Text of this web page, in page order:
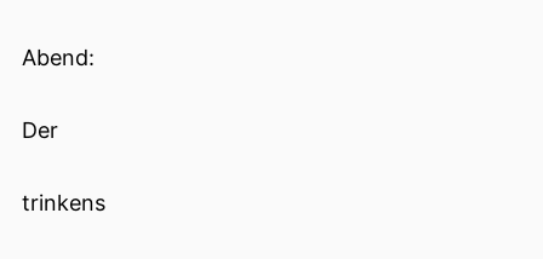
Abend:
Der
trinkens